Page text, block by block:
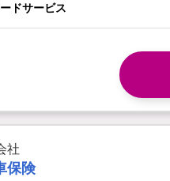
ドサービス
社
保険